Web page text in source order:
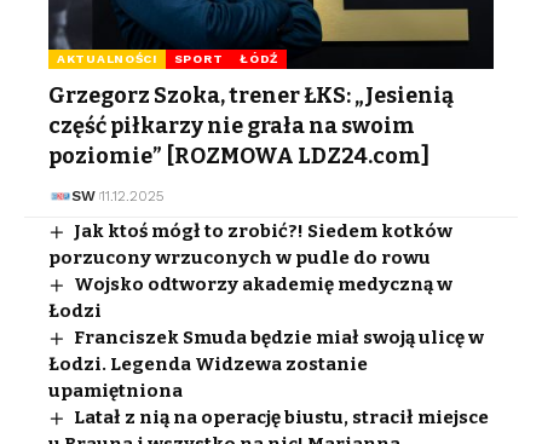
AKTUALNOŚCI SPORT ŁÓDŹ
Grzegorz Szoka, trener ŁKS: „Jesienią
część piłkarzy nie grała na swoim
poziomie” [ROZMOWA LDZ24.com]
SW 11.12.2025
Jak ktoś mógł to zrobić?! Siedem kotków
porzucony wrzuconych w pudle do rowu
Wojsko odtworzy akademię medyczną w
Łodzi
Franciszek Smuda będzie miał swoją ulicę w
Łodzi. Legenda Widzewa zostanie
upamiętniona
Latał z nią na operację biustu, stracił miejsce